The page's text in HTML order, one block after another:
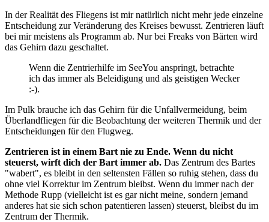
In der Realität des Fliegens ist mir natürlich nicht mehr jede einzelne
Entscheidung zur Veränderung des Kreises bewusst. Zentrieren läuft
bei mir meistens als Programm ab. Nur bei Freaks von Bärten wird
das Gehirn dazu geschaltet.
Wenn die Zentrierhilfe im SeeYou anspringt, betrachte
ich das immer als Beleidigung und als geistigen Wecker
:-).
Im Pulk brauche ich das Gehirn für die Unfallvermeidung, beim
Überlandfliegen für die Beobachtung der weiteren Thermik und der
Entscheidungen für den Flugweg.
Zentrieren ist in einem Bart nie zu Ende. Wenn du nicht
steuerst, wirft dich der Bart immer ab. Das Zentrum des Bartes
"wabert", es bleibt in den seltensten Fällen so ruhig stehen, dass du
ohne viel Korrektur im Zentrum bleibst. Wenn du immer nach der
Methode Rupp (vielleicht ist es gar nicht meine, sondern jemand
anderes hat sie sich schon patentieren lassen) steuerst, bleibst du im
Zentrum der Thermik.